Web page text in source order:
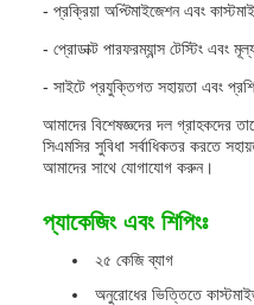
- প্রক্রিয়া অপ্টিমাইজেশন এবং
- প্রোডাক্ট পারফরম্যান্স টেস্টিং এবং
- সাইটে প্রযুক্তিগত সহায়তা এবং
আমাদের বিশেষজ্ঞদের দল গ্রাহকদের
সিএমসির সুবিধা সর্বাধিকতর করতে
আমাদের সাথে যোগাযোগ করুন।
প্যাকেজিং এবং শিপিংঃ
২৫ কেজি ব্যাগ
অনুরোধের ভিত্তিতে